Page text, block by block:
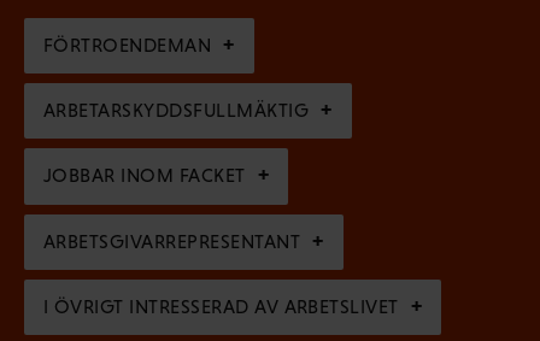
s
k
t
)
t
o
r
i
s
k
t
)
g
a
t
o
r
i
s
k
FÖRTROENDEMAN
ARBETARSKYDDSFULLMÄKTIG
JOBBAR INOM FACKET
ARBETSGIVARREPRESENTANT
I ÖVRIGT INTRESSERAD AV ARBETSLIVET